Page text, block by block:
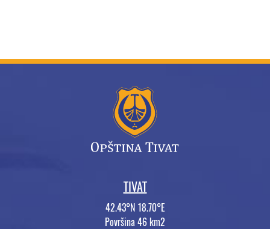
TIVAT
42.43°N 18.70°E
Površina 46 km2